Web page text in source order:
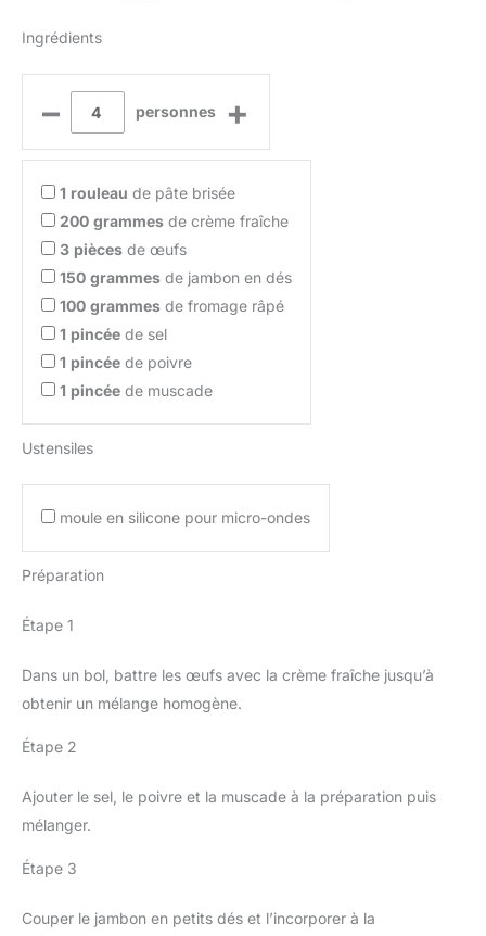
Ingrédients
– personnes +
1 rouleau de pâte brisée
200 grammes de crème fraîche
3 pièces de œufs
150 grammes de jambon en dés
100 grammes de fromage râpé
1 pincée de sel
1 pincée de poivre
1 pincée de muscade
Ustensiles
moule en silicone pour micro-ondes
Préparation
Étape 1
Dans un bol, battre les œufs avec la crème fraîche jusqu’à
obtenir un mélange homogène.
Étape 2
Ajouter le sel, le poivre et la muscade à la préparation puis
mélanger.
Étape 3
Couper le jambon en petits dés et l’incorporer à la